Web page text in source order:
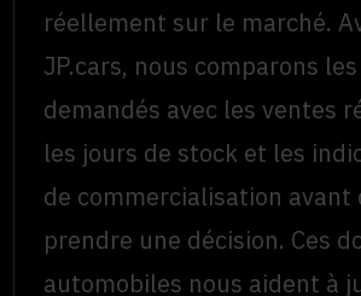
réellement sur le marché.
JP.cars, nous comparons
demandés avec les ventes
les jours de stock et les
de commercialisation avant
prendre une décision. Ces
automobiles nous aident à